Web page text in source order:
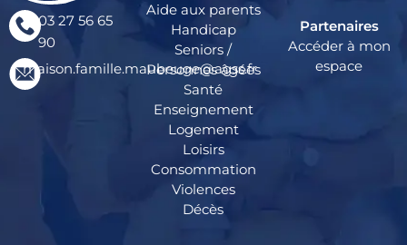
03 27 56 65
90
maison.famille.maubeuge@agss.fr
Aide aux parents
Handicap
Seniors /
Personnes âgées
Santé
Enseignement
Logement
Loisirs
Consommation
Violences
Décès
Partenaires
Accéder à mon
espace